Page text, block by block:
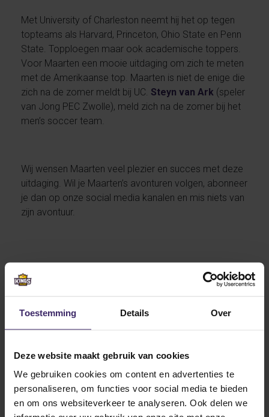
Toestemming Details Over
Deze website maakt gebruik van cookies
We gebruiken cookies om content en advertenties te
personaliseren, om functies voor social media te bieden
en om ons websiteverkeer te analyseren. Ook delen we
Met University of Charleston neemt hij het op tegen
topteams als Harvard, Princeton, Ohio State en Penn
State. Topploegen maar ook academische toppers.
Voor Maarten een mooie uitdaging om zich te meten
met de Amerikaanse top. Maarten is niet de enige die
zich na de zomer meldt bij UC. Steyn van Ark (speler
van Jong PEC Zwolle), meld zich na de zomer bij het
men’s soccer team.
Wij wensen Maarten veel plezier en succes met deze
uitdaging. Wil je Maarten’s avonturen volgen, abonneer
je dan op onze social media kanalen en mis niets van
zijn avontuur.
Other articles from Maarten
Bartels
7